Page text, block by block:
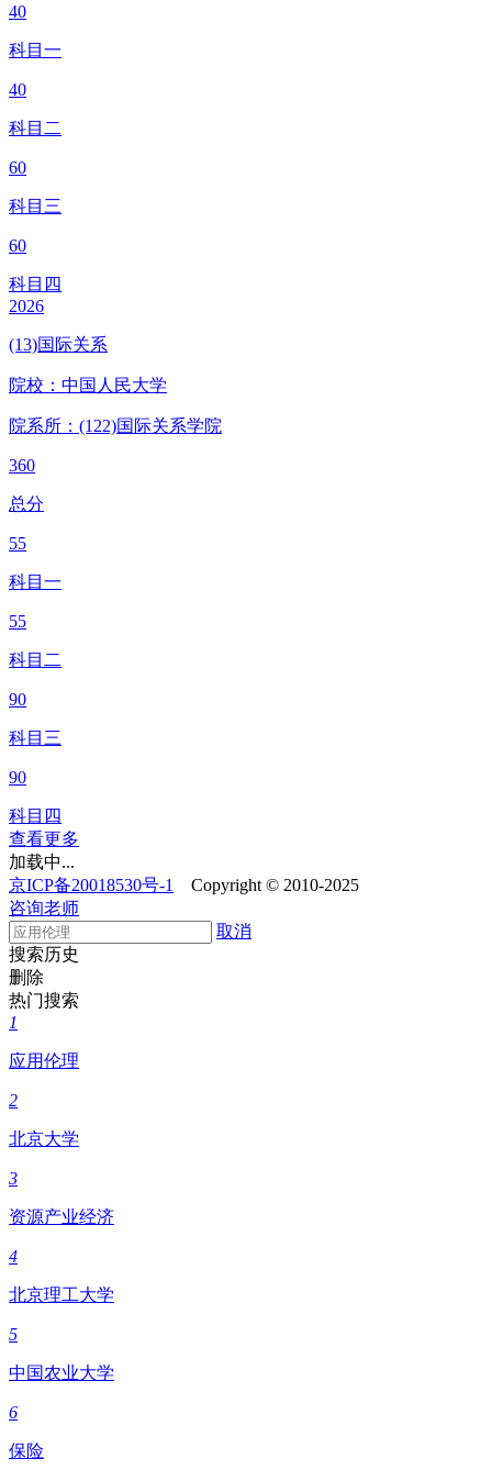
40
科目一
40
科目二
60
科目三
60
科目四
2026
(13)国际关系
院校： 中国人民大学
院系所：(122)国际关系学院
360
总分
55
科目一
55
科目二
90
科目三
90
科目四
查看更多
加载中...
京ICP备20018530号-1
Copyright © 2010-2025
咨询老师
取消
搜索历史
删除
热门搜索
1
应用伦理
2
北京大学
3
资源产业经济
4
北京理工大学
5
中国农业大学
6
保险